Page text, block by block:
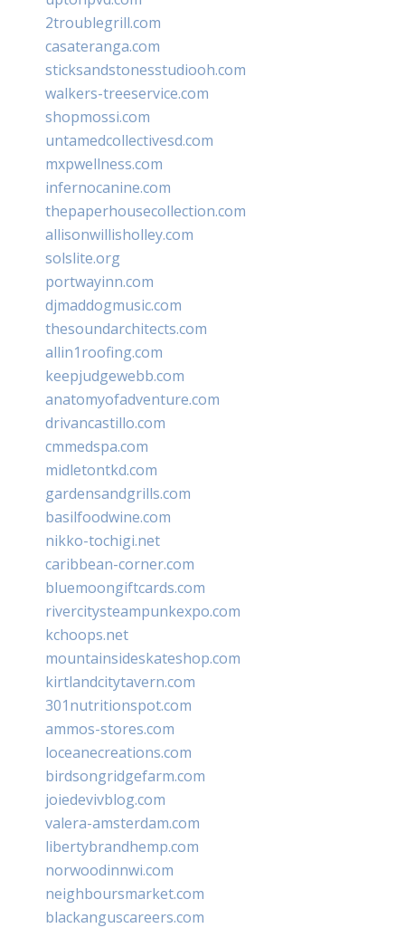
2troublegrill.com
casateranga.com
sticksandstonesstudiooh.com
walkers-treeservice.com
shopmossi.com
untamedcollectivesd.com
mxpwellness.com
infernocanine.com
thepaperhousecollection.com
allisonwillisholley.com
solslite.org
portwayinn.com
djmaddogmusic.com
thesoundarchitects.com
allin1roofing.com
keepjudgewebb.com
anatomyofadventure.com
drivancastillo.com
cmmedspa.com
midletontkd.com
gardensandgrills.com
basilfoodwine.com
nikko-tochigi.net
caribbean-corner.com
bluemoongiftcards.com
rivercitysteampunkexpo.com
kchoops.net
mountainsideskateshop.com
kirtlandcitytavern.com
301nutritionspot.com
ammos-stores.com
loceanecreations.com
birdsongridgefarm.com
joiedevivblog.com
valera-amsterdam.com
libertybrandhemp.com
norwoodinnwi.com
neighboursmarket.com
blackanguscareers.com